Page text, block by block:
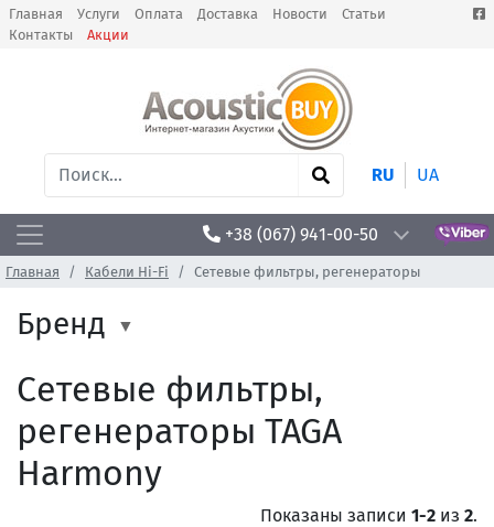
Главная Услуги Оплата Доставка Новости
Статьи
Контакты
Акции
RU UA
+38 (067) 941-00-50
Главная Кабели Hi-Fi Сетевые фильтры, регенераторы
Бренд
Сетевые фильтры,
регенераторы TAGA
Harmony
Показаны записи 1-2 из 2.